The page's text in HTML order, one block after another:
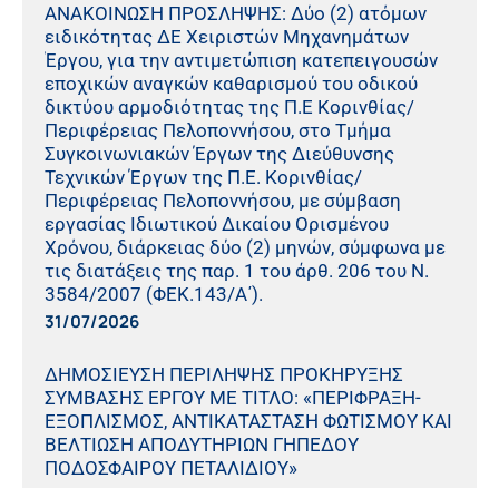
ΑΝΑΚΟΙΝΩΣΗ ΠΡΟΣΛΗΨΗΣ: Δύο (2) ατόμων
ειδικότητας ΔΕ Χειριστών Μηχανημάτων
Έργου, για την αντιμετώπιση κατεπειγουσών
εποχικών αναγκών καθαρισμού του οδικού
δικτύου αρμοδιότητας της Π.Ε Κορινθίας/
Περιφέρειας Πελοποννήσου, στο Τμήμα
Συγκοινωνιακών Έργων της Διεύθυνσης
Τεχνικών Έργων της Π.Ε. Κορινθίας/
Περιφέρειας Πελοποννήσου, με σύμβαση
εργασίας Ιδιωτικού Δικαίου Ορισμένου
Χρόνου, διάρκειας δύο (2) μηνών, σύμφωνα με
τις διατάξεις της παρ. 1 του άρθ. 206 του Ν.
3584/2007 (ΦΕΚ.143/Α΄).
31/07/2026
ΔΗΜΟΣΙΕΥΣΗ ΠΕΡΙΛΗΨΗΣ ΠΡΟΚΗΡΥΞΗΣ
ΣΥΜΒΑΣΗΣ ΕΡΓΟΥ ΜΕ ΤΙΤΛΟ: «ΠΕΡΙΦΡΑΞΗ-
ΕΞΟΠΛΙΣΜΟΣ, ΑΝΤΙΚΑΤΑΣΤΑΣΗ ΦΩΤΙΣΜΟΥ ΚΑΙ
ΒΕΛΤΙΩΣΗ ΑΠΟΔΥΤΗΡΙΩΝ ΓΗΠΕΔΟΥ
ΠΟΔΟΣΦΑΙΡΟΥ ΠΕΤΑΛΙΔΙΟΥ»